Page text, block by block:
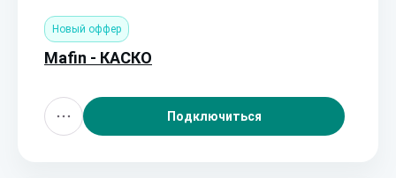
Новый оффер
Mafin - КАСКО
Подключиться